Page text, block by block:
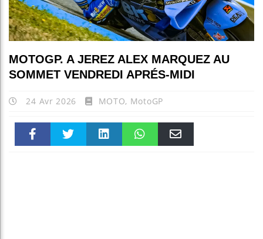
MOTOGP. A JEREZ ALEX MARQUEZ AU
SOMMET VENDREDI APRÉS-MIDI
24 Avr 2026 MOTO, MotoGP